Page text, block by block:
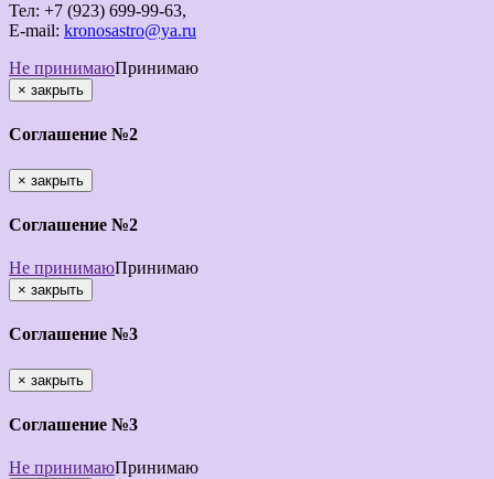
Тел: +7 (923) 699-99-63,
E-mail: kronosastro@ya.ru
Не принимаюПринимаю
× закрыть
Соглашение №2
× закрыть
Соглашение №2
Не принимаюПринимаю
× закрыть
Соглашение №3
× закрыть
Соглашение №3
Не принимаюПринимаю